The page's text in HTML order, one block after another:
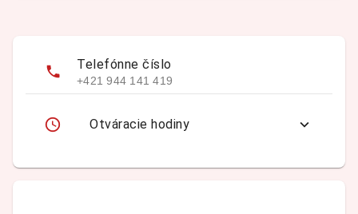
Telefónne číslo
+421 944 141 419
Otváracie hodiny